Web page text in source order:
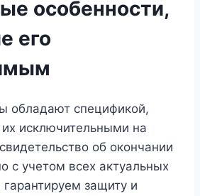
особенности,
его
обладают спецификой,
их исключительными на
об окончании
с учетом всех актуальных
защиту и